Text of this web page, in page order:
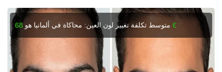
متوسط تكلفة تغيير لون العين: محاكاة في ألمانيا هو 68 €